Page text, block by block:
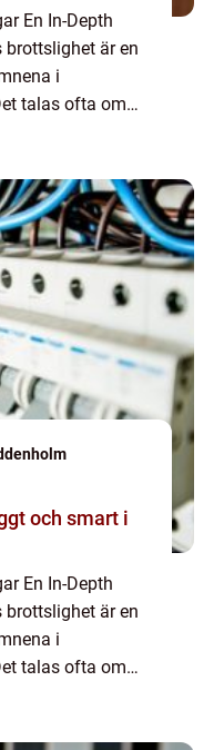
En In-Depth
brottslighet är en
i
talas ofta om
En In-Depth
brottslighet är en
i
talas ofta om